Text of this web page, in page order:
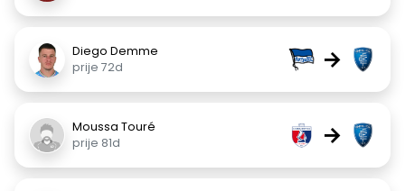
Diego Demme
prije 72d
→
Moussa Touré
prije 81d
→